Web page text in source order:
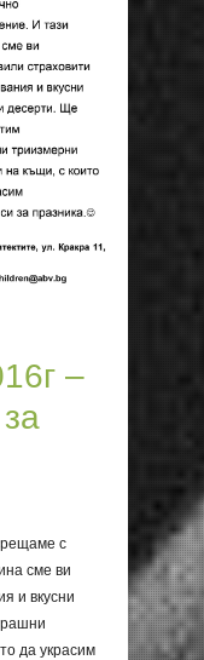
–
с
сме ви
и вкусни
да украсим